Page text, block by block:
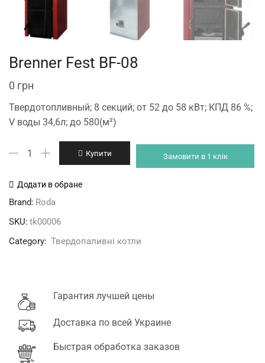
Brenner Fest BF-08
0 грн
Твердотопливный; 8 секций; от 52 до 58 кВт; КПД 86 %;
V воды 34,6л; до 580(м²)
Brenner
BF-
Купити Замовити в 1 клік
Додати в обране
Brand: Roda
SKU: tk00006
Category: Твердопаливні котли
Гарантия лучшей цены
Доставка по всей Украине
Быстрая обработка заказов